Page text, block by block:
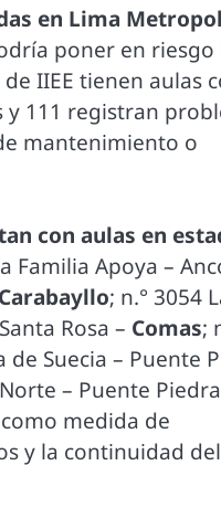
en Lima
poner en riesgo
IIEE tienen aulas
111 registran
mantenimiento o
con aulas en
Familia Apoya –
Carabayllo; n.° 3054
Rosa – Comas;
de Suecia – Puente
– Puente
medida de
y la continuidad del